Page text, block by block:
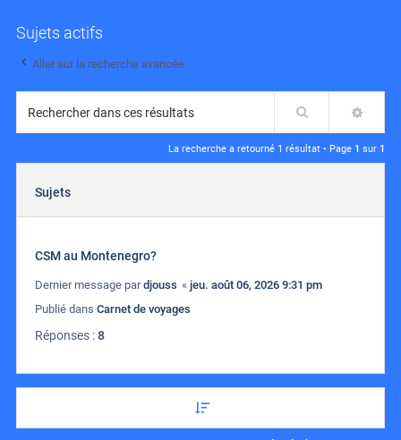
Sujets actifs
Aller sur la recherche avancée
Rechercher
La recherche a retourné 1 résultat • Page 1 sur 1
Sujets
CSM au Montenegro?
Dernier message pardjouss « jeu. août 06, 2026 9:31 pm
Publié dans Carnet de voyages
Réponses :8